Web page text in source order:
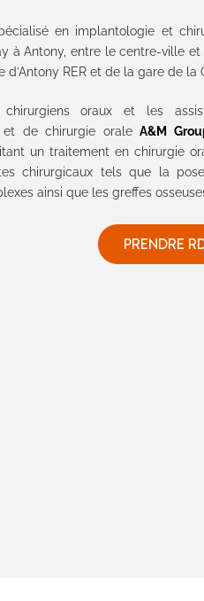
en implantologie et
à Antony, entre le centre-ville
RER et de la gare de la
chirurgiens oraux et les
et de chirurgie oraleA&M
un traitement en chirurgie
chirurgicaux tels que la
ainsi que les greffes
PRENDRE